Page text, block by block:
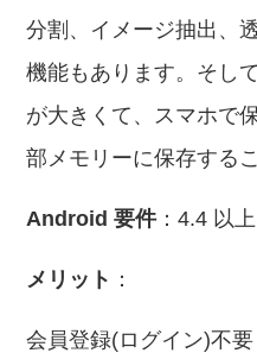
分割、イメージ抽出、
機能もあります。そし
が大きくて、スマホで
部メモリーに保存する
Android 要件：4.4 以上
メリット ：
会員登録(ログイン)不要